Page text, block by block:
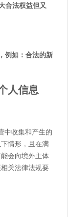
合法权益但又
例如：合法的新
人信息
中收集和产生的
情形，且在满
会向境外主体
关法律法规要